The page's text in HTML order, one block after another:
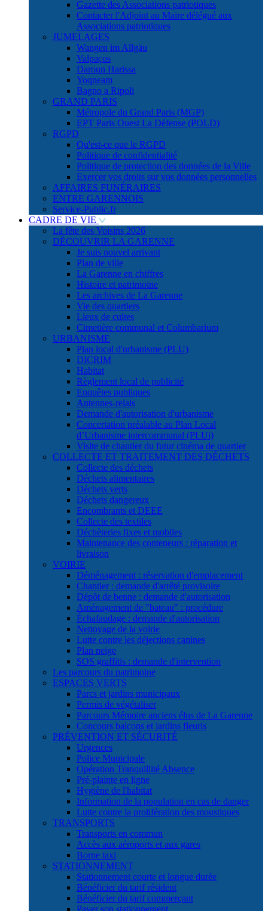
Gazette des Associations patriotiques
Contacter l'Adjoint au Maire délégué aux
Associations patriotiques
JUMELAGES
Wangen im Allgäu
Valpaços
Daroun Harissa
Yoqneam
Bagno a Ripoli
GRAND PARIS
Métropole du Grand Paris (MGP)
EPT Paris Ouest La Défense (POLD)
RGPD
Qu'est-ce que le RGPD
Politique de confidentialité
Politique de protection des données de la Ville
Exercer vos droits sur vos données personnelles
AFFAIRES FUNÉRAIRES
ENTRE GARENNOIS
Service-Public.fr
CADRE DE VIE
La fête des Voisins 2026
DÉCOUVRIR LA GARENNE
Je suis nouvel arrivant
Plan de ville
La Garenne en chiffres
Histoire et patrimoine
Les archives de La Garenne
Vie des quartiers
Lieux de cultes
Cimetière communal et Columbarium
URBANISME
Plan local d'urbanisme (PLU)
DICRIM
Habitat
Règlement local de publicité
Enquêtes publiques
Antennes-relais
Demande d'autorisation d'urbanisme
Concertation préalable au Plan Local
d’Urbanisme intercommunal (PLUi)
Visite de chantier du futur cinéma de quartier
COLLECTE ET TRAITEMENT DES DÉCHETS
Collecte des déchets
Déchets alimentaires
Déchets verts
Déchets dangereux
Encombrants et DEEE
Collecte des textiles
Déchèteries fixes et mobiles
Maintenance des conteneurs : réparation et
livraison
VOIRIE
Déménagement : réservation d'emplacement
Chantier : demande d'arrêté provisoire
Dépôt de benne : demande d'autorisation
Aménagement de "bateau" : procédure
Échafaudage : demande d'autorisation
Nettoyage de la voirie
Lutte contre les déjections canines
Plan neige
SOS graffitis : demande d'intervention
Les parcours du patrimoine
ESPACES VERTS
Parcs et jardins municipaux
Permis de végétaliser
Parcours Mémoire anciens élus de La Garenne
Concours balcons et jardins fleuris
PRÉVENTION ET SÉCURITÉ
Urgences
Police Municipale
Opération Tranquillité Absence
Pré-plainte en ligne
Hygiène de l'habitat
Information de la population en cas de danger
Lutte contre la prolifération des moustiques
TRANSPORTS
Transports en commun
Accès aux aéroports et aux gares
Borne taxi
STATIONNEMENT
Stationnement courte et longue durée
Bénéficier du tarif résident
Bénéficier du tarif commerçant
Payer son stationnement